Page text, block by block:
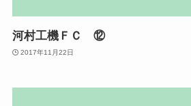
河村工機ＦＣ ⑫
2017年11月22日